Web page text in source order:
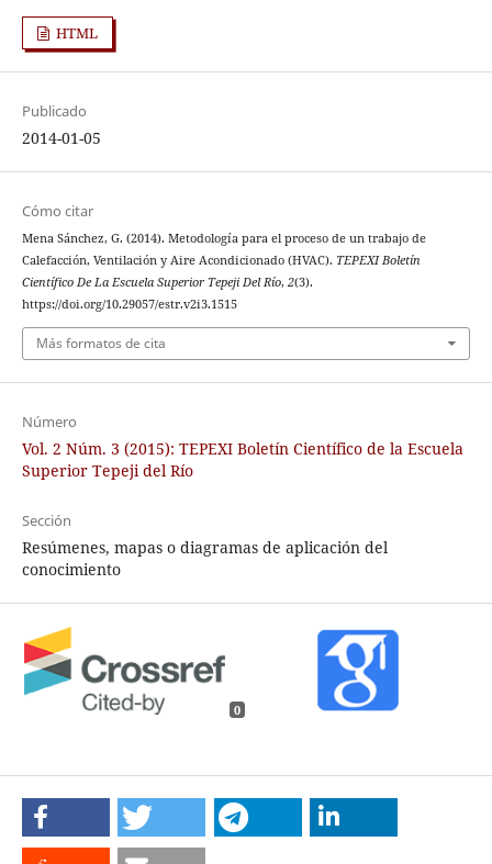
HTML
Publicado
2014-01-05
Cómo citar
Mena Sánchez, G. (2014). Metodología para el proceso de un trabajo de
Calefacción, Ventilación y Aire Acondicionado (HVAC). TEPEXI Boletín
Científico De La Escuela Superior Tepeji Del Río, 2(3).
https://doi.org/10.29057/estr.v2i3.1515
Más formatos de cita
Número
Vol. 2 Núm. 3 (2015): TEPEXI Boletín Científico de la Escuela
Superior Tepeji del Río
Sección
Resúmenes, mapas o diagramas de aplicación del
conocimiento
0